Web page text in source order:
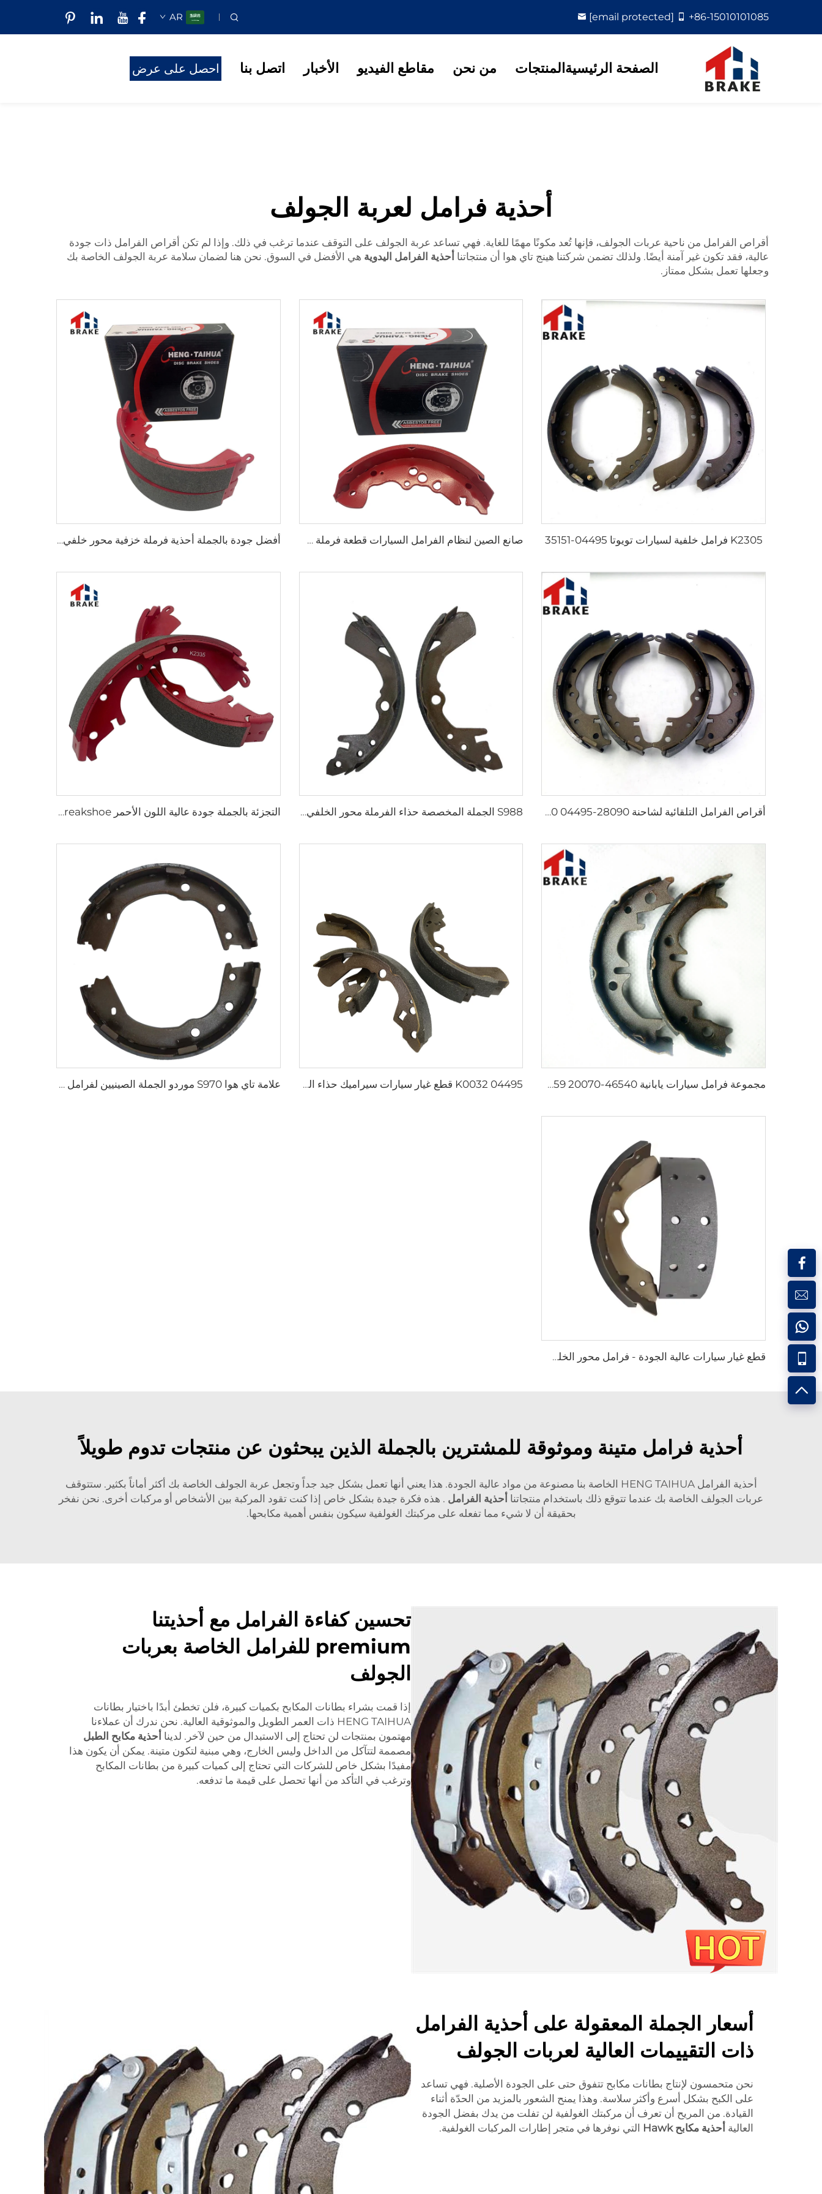
[email protected] +86-15010101085
AR
الصفحة الرئيسية المنتجات من نحن مقاطع الفيديو الأخبار اتصل بنا
احصل على عرض
أحذية فرامل لعربة الجولف
أقراص الفرامل من ناحية عربات الجولف، فإنها تُعد مكونًا مهمًا للغاية. فهي تساعد عربة الجولف على التوقف عندما ترغب في ذلك. وإذا لم تكن أقراص الفرامل ذات جودة
عالية، فقد تكون غير آمنة أيضًا. ولذلك تضمن شركتنا هينج تاي هوا أن منتجاتنا أحذية الفرامل اليدوية هي الأفضل في السوق. نحن هنا لضمان سلامة عربة الجولف الخاصة بك
وجعلها تعمل بشكل ممتاز.
K2305 فرامل خلفية لسيارات تويوتا 04495-35151 صانع الصين لنظام الفرامل السيارات قطعة فرملة سيارات أفضل جودة بالجملة أحذية فرملة خزفية محور خلفي للسيارات لشاحنة HILUX VI البيك آب
أقراص الفرامل التلقائية لشاحنة HILUX VII OEM 04495-0K010 04495-28090 S988 الجملة المخصصة حذاء الفرملة محور الخلفي بطانة حذاء الفرملة التجزئة بالجملة جودة عالية اللون الأحمر Breakshoe أحذية الفرامل للسيارات K2335 لـ HILUX HIACE
مجموعة فرامل سيارات يابانية 46540-20070 S859 1586-S859 K0032 04495 قطع غيار سيارات سيراميك حذاء الفرامل للسيارات سوزوكي SWIFT علامة تاي هوا S970 موردو الجملة الصينيين لفرامل السيارات
قطع غيار سيارات عالية الجودة - فرامل محور الخلف بالجملة لـ Canter
أحذية فرامل متينة وموثوقة للمشترين بالجملة الذين يبحثون عن منتجات تدوم طويلاً
أحذية الفرامل HENG TAIHUA الخاصة بنا مصنوعة من مواد عالية الجودة. هذا يعني أنها تعمل بشكل جيد جداً وتجعل عربة الجولف الخاصة بك أكثر أماناً بكثير. ستتوقف
عربات الجولف الخاصة بك عندما تتوقع ذلك باستخدام منتجاتنا أحذية الفرامل . هذه فكرة جيدة بشكل خاص إذا كنت تقود المركبة بين الأشخاص أو مركبات أخرى. نحن نفخر
بحقيقة أن لا شيء مما تفعله على مركبتك الغولفية سيكون بنفس أهمية مكابحها.
تحسين كفاءة الفرامل مع أحذيتنا
premium للفرامل الخاصة بعربات
الجولف
إذا قمت بشراء بطانات المكابح بكميات كبيرة، فلن تخطئ أبدًا باختيار بطانات
HENG TAIHUA ذات العمر الطويل والموثوقية العالية. نحن ندرك أن عملاءنا
مهتمون بمنتجات لن تحتاج إلى الاستبدال من حين لآخر. لدينا أحذية مكابح الطبل
مصممة لتتآكل من الداخل وليس الخارج، وهي مبنية لتكون متينة. يمكن أن يكون هذا
مفيدًا بشكل خاص للشركات التي تحتاج إلى كميات كبيرة من بطانات المكابح
وترغب في التأكد من أنها تحصل على قيمة ما تدفعه.
أسعار الجملة المعقولة على أحذية الفرامل
ذات التقييمات العالية لعربات الجولف
نحن متحمسون لإنتاج بطانات مكابح تتفوق حتى على الجودة الأصلية. فهي تساعد
على الكبح بشكل أسرع وأكثر سلاسة. وهذا يمنح الشعور بالمزيد من الحدّة أثناء
القيادة. من المريح أن تعرف أن مركبتك الغولفية لن تفلت من يدك بفضل الجودة
العالية أحذية مكابح Hawk التي نوفرها في متجر إطارات المركبات الغولفية.